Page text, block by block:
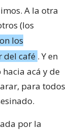
A la otra
(los
los
del café . Y en
acá y de
para todos
por la